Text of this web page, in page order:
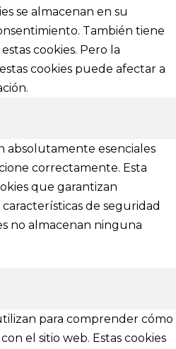
se almacenan en su
También tiene
cookies. Pero la
cookies puede afectar a
absolutamente esenciales
correctamente. Esta
que garantizan
de seguridad
no almacenan ninguna
para comprender cómo
el sitio web. Estas cookies